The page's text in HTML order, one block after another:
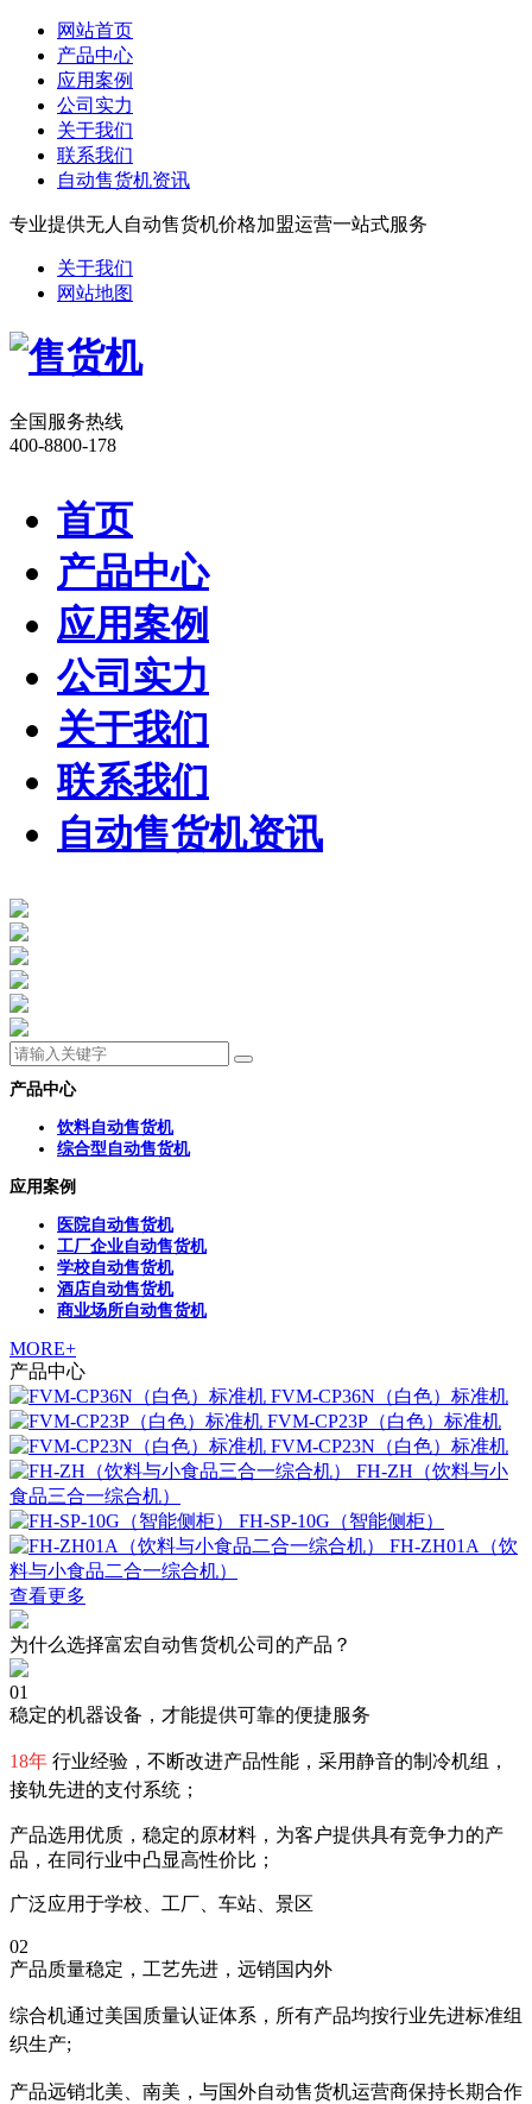
网站首页
产品中心
应用案例
公司实力
关于我们
联系我们
自动售货机资讯
专业提供无人自动售货机价格加盟运营一站式服务
关于我们
网站地图
全国服务热线
400-8800-178
首页
产品中心
应用案例
公司实力
关于我们
联系我们
自动售货机资讯
产品中心
饮料自动售货机
综合型自动售货机
应用案例
医院自动售货机
工厂企业自动售货机
学校自动售货机
酒店自动售货机
商业场所自动售货机
MORE+
产品中心
FVM-CP36N（白色）标准机
FVM-CP23P（白色）标准机
FVM-CP23N（白色）标准机
FH-ZH（饮料与小
食品三合一综合机）
FH-SP-10G（智能侧柜）
FH-ZH01A（饮
料与小食品二合一综合机）
查看更多
为什么选择富宏自动售货机公司的产品？
01
稳定的机器设备，才能提供可靠的便捷服务
18年 行业经验，不断改进产品性能，采用静音的制冷机组，
接轨先进的支付系统；
产品选用优质，稳定的原材料，为客户提供具有竞争力的产
品，在同行业中凸显高性价比；
广泛应用于学校、工厂、车站、景区
02
产品质量稳定，工艺先进，远销国内外
综合机通过美国质量认证体系，所有产品均按行业先进标准组
织生产;
产品远销北美、南美，与国外自动售货机运营商保持长期合作